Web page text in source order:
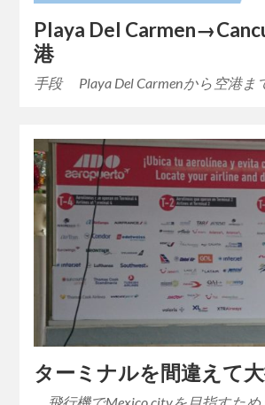
Playa Del
港
手段 Playa Del Carmenから空港ま
ターミナルを間違えて